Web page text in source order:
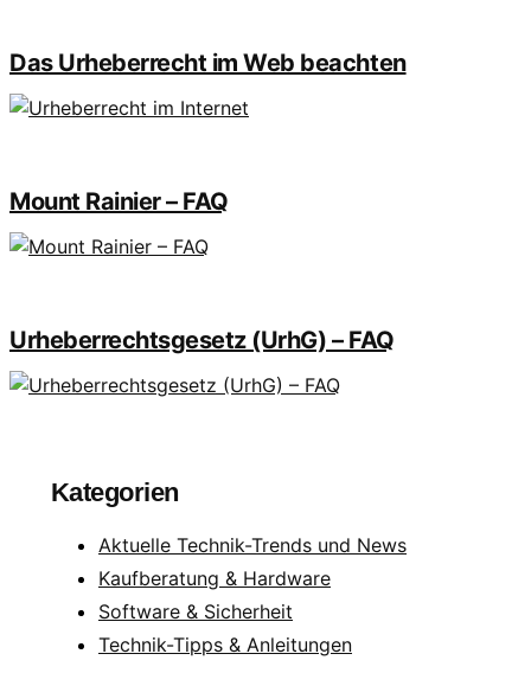
Das Urheberrecht im Web beachten
Mount Rainier – FAQ
Urheberrechtsgesetz (UrhG) – FAQ
Kategorien
Aktuelle Technik-Trends und News
Kaufberatung & Hardware
Software & Sicherheit
Technik-Tipps & Anleitungen